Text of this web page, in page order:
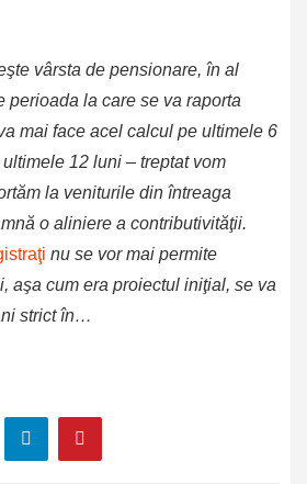
vârsta de pensionare, în al
perioada la care se va raporta
mai face acel calcul pe ultimele 6
12 luni – treptat vom
la veniturile din întreaga
o aliniere a contributivităţii.
nu se vor mai permite
aşa cum era proiectul iniţial, se va
strict în…